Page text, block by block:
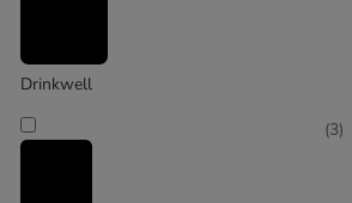
Drinkwell
(3)